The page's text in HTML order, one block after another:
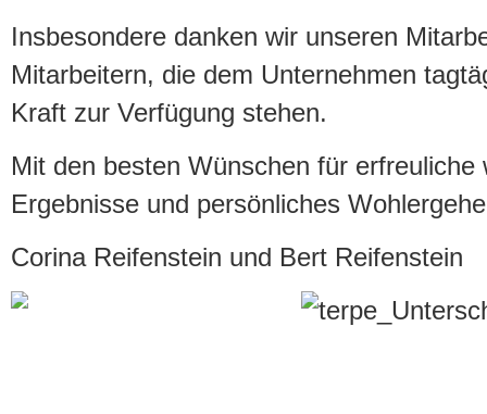
Insbesondere danken wir unseren
Mitarbeitern, die dem Unternehmen
Kraft zur Verfügung stehen.
Mit den besten Wünschen für erfreuliche
Ergebnisse und persönliches
Corina Reifenstein und Bert Reifenstein